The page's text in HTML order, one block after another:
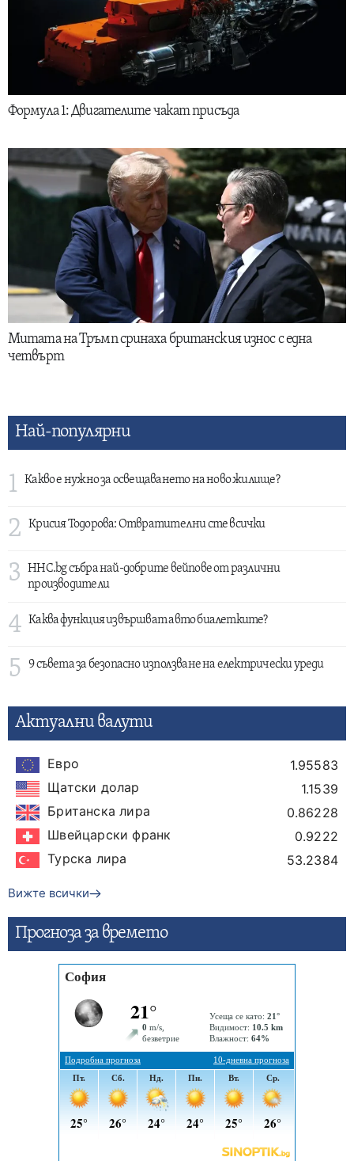
Формула 1: Двигателите чакат присъда
Митата на Тръмп сринаха британския износ с една
четвърт
Най-популярни
1 Какво е нужно за освещаването на ново жилище?
2 Крисия Тодорова: Отвратителни сте всички
3
HHC.bg събра най-добрите вейпове от различни
производители
4 Каква функция извършват авто биалетките?
5 9 съвета за безопасно използване на електрически уреди
Актуални валути
Евро
1.95583
Щатски долар
1.1539
Британска лира
0.86228
Швейцарски франк
0.9222
Турска лира
53.2384
Вижте всички
Прогнозa за времето